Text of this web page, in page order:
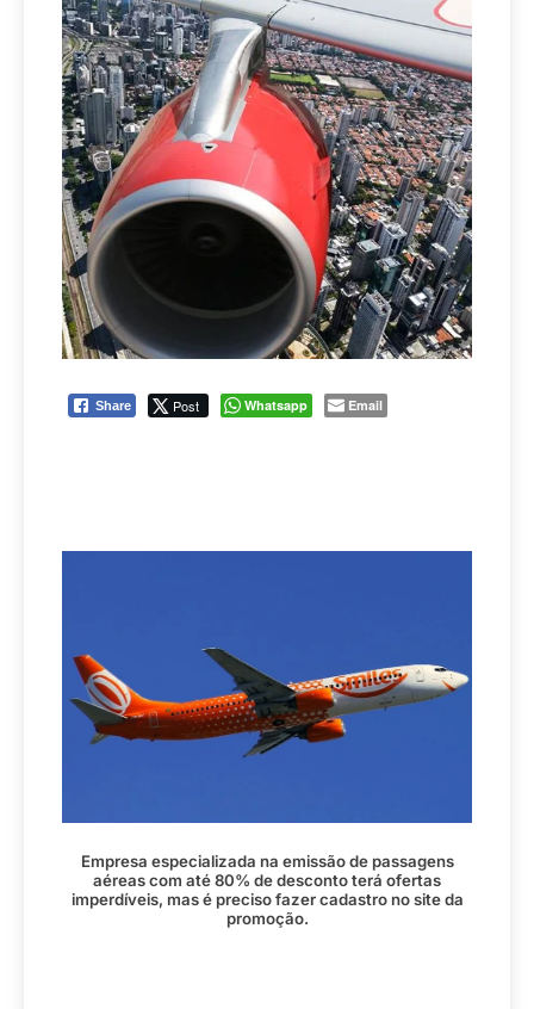
Share Post Whatsapp Email
Empresa especializada na emissão de passagens
aéreas com até 80% de desconto terá ofertas
imperdíveis, mas é preciso fazer cadastro no site da
promoção.